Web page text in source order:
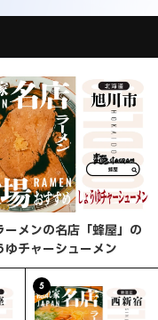
ーメンの名店「蜂屋」の
ゆチャーシューメン
5